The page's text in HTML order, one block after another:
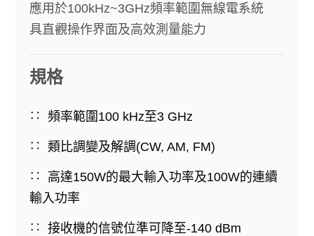
應用於100kHz~3GHz頻率範圍無線電系統
具直觀操作界面及高效測量能力
規格
頻率範圍100 kHz至3 GHz
類比調變及解調(CW, AM, FM)
高達150W的最大輸入功率及100W的連續
輸入功率
接收機的信號位準可降至-140 dBm